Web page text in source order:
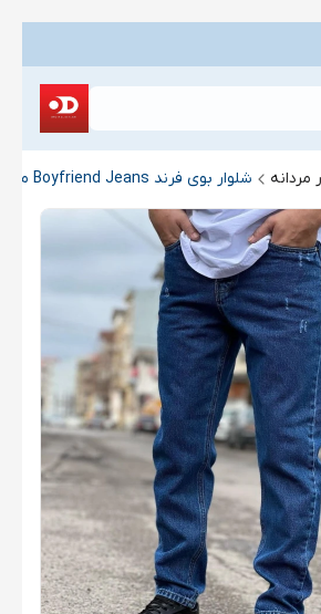
مردانه شلوار بوی فرند Boyfriend Jeans مردانه